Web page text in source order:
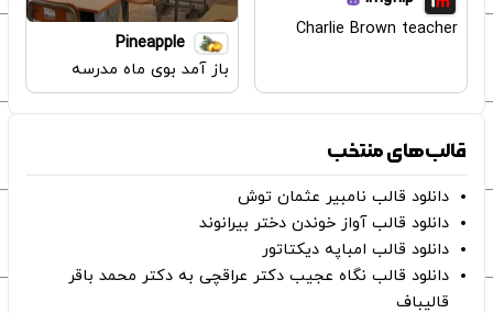
Charlie Brown teacher
Pineapple
باز آمد بوی ماه مدرسه
قالب‌های منتخب
دانلود قالب نامبیر عثمان ‌توش
دانلود قالب آواز خوندن دختر بیرانوند
دانلود قالب امباپه دیکتاتور
دانلود قالب نگاه عجیب دکتر عراقچی به دکتر محمد باقر
قالیباف